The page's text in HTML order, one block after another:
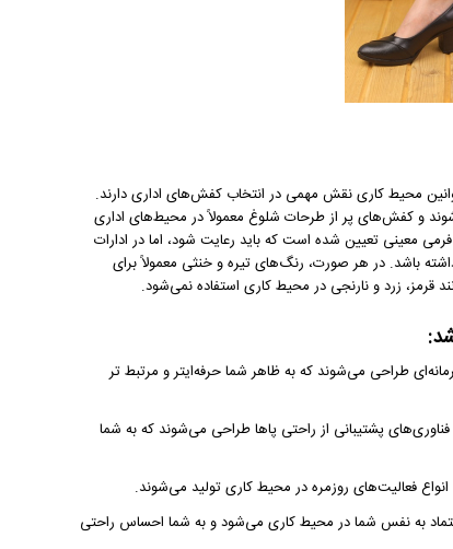
محیط کاری نقش مهمی در انتخاب کفش‌های اداری دارند.
و کفش‌های پر از طرحات شلوغ معمولاً در محیط‌های اداری
معینی تعیین شده است که باید رعایت شود، اما در ادارات
باشد. در هر صورت، رنگ‌های تیره و خنثی معمولاً برای
زرد و نارنجی در محیط کاری استفاده نمی‌شود.
طراحی می‌شوند که به ظاهر شما حرفه‌ایتر و مرتبط تر
پشتیبانی از راحتی پاها طراحی می‌شوند که به شما
اعتماد به نفس شما در محیط کاری می‌شود و به شما احساس راحتی